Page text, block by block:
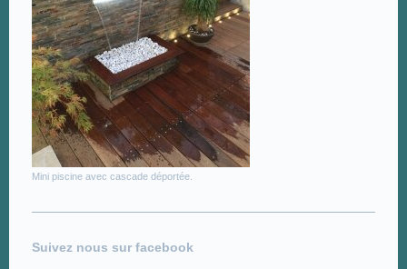
Mini piscine avec cascade déportée.
Suivez nous sur facebook